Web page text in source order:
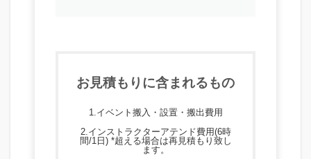
お見積もりに含まれるもの
1.イベント搬入・設置・搬出費用
2.インストラクターアテンド費用(6時
間/1日) *超える場合は再見積もり致し
ます。